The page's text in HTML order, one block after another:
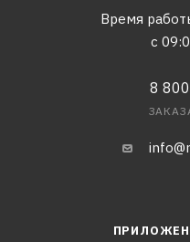
Время
с
8